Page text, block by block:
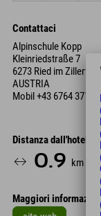
Contattaci
Alpinschule Kopp
Kleinriedstraße 7
6273 Ried im Zillertal
AUSTRIA
Mobil+43 6764 371
Distanza dall'hotel
0.9 km
Maggiori